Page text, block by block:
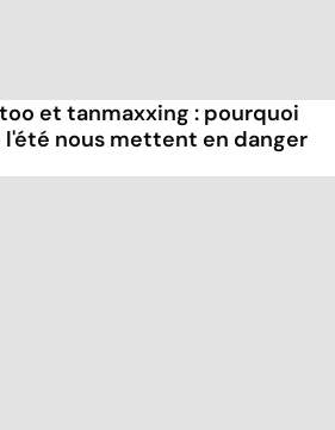
et tanmaxxing : pourquoi
nous mettent en danger